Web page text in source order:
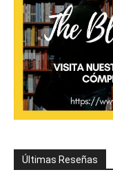
Últimas Reseñas